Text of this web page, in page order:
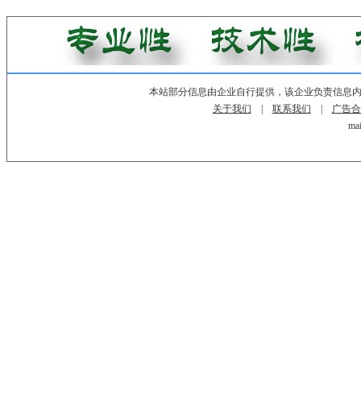
本站部分信息由企业自行提供，该企业负责信息
关于我们
联系我们
广告